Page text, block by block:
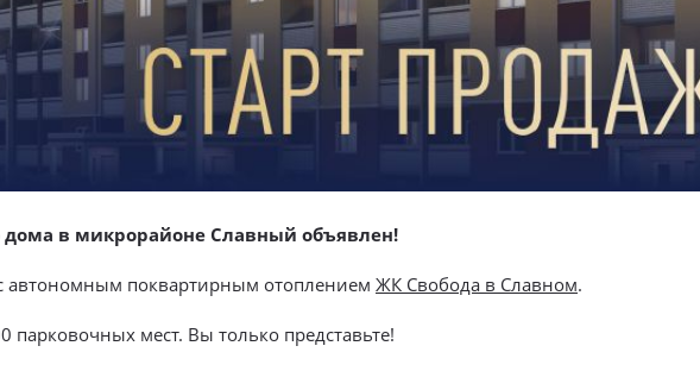
дома в микрорайоне Славный объявлен!
поквартирным отоплением ЖК Свобода в Славном.
парковочных мест. Вы только представьте!